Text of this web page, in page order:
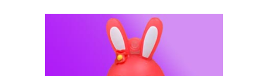
فلش مموری عروسکی -- کد J115